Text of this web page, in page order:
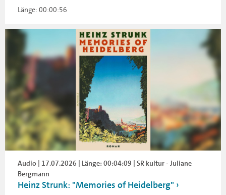
Länge: 00:00:56
Audio | 17.07.2026 | Länge: 00:04:09 | SR kultur - Juliane
Bergmann
Heinz Strunk: "Memories of Heidelberg"